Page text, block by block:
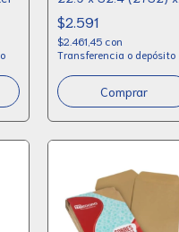
$2.591
$2.461,45 con
Transferencia o depósito